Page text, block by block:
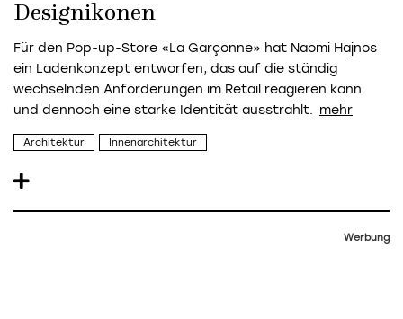
Designikonen
Für den Pop-up-Store «La Garçonne» hat Naomi Hajnos
ein Ladenkonzept entworfen, das auf die ständig
wechselnden Anforderungen im Retail reagieren kann
und dennoch eine starke Identität ausstrahlt.
Architektur Innenarchitektur
Werbung